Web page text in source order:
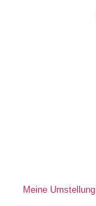
Meine